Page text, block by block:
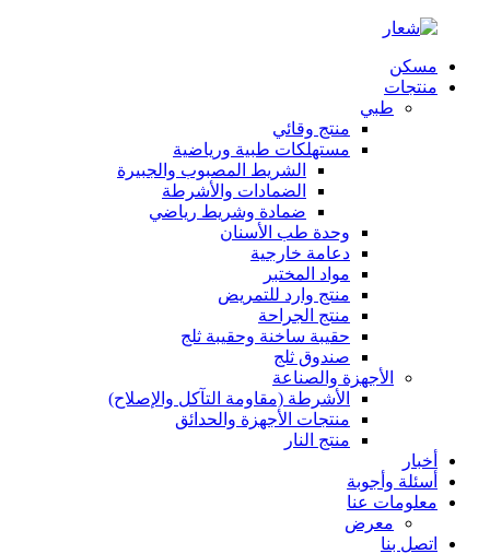
مسكن
منتجات
طبي
منتج وقائي
مستهلكات طبية ورياضية
الشريط المصبوب والجبيرة
الضمادات والأشرطة
ضمادة وشريط رياضي
وحدة طب الأسنان
دعامة خارجية
مواد المختبر
منتج وارد للتمريض
منتج الجراحة
حقيبة ساخنة وحقيبة ثلج
صندوق ثلج
الأجهزة والصناعة
الأشرطة (مقاومة التآكل والإصلاح)
منتجات الأجهزة والحدائق
منتج النار
أخبار
أسئلة وأجوبة
معلومات عنا
معرض
اتصل بنا